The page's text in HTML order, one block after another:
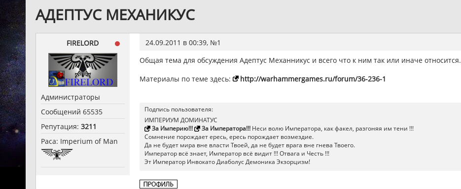
АДЕПТУС МЕХАНИКУС
FIRELORD
Администраторы
Сообщений 65535
Репутация: 3211
Раса: Imperium of Man
24.09.2011 в 00:39, №1
Общая тема для обсуждения Адептус Механникус и всего что к ним так или иначе относится.
Материалы по теме здесь:
http://warhammergames.ru/forum/36-236-1
Подпись пользователя:
ИМПЕРИУМ ДОМИНАТУС
За Империю!!!
За Императора!!!Неси волю Императора, как факел, разгоняя им тени !!!
Сомнение порождает ересь, ересь порождает возмездие.
Да не будет мира вне власти Твоей, да не будет врага вне гнева Твоего.
Император всё знает, Император всё видит !!! Отвага и Честь !!!
Эт Император Инвокато Диаболус Демоника Экзорцизм!